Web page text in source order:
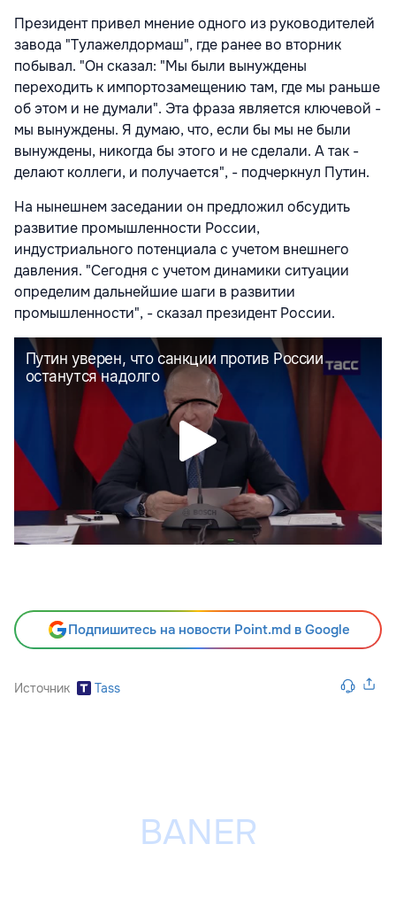
Президент привел мнение одного из руководителей
завода "Тулажелдормаш", где ранее во вторник
побывал. "Он сказал: "Мы были вынуждены
переходить к импортозамещению там, где мы раньше
об этом и не думали". Эта фраза является ключевой -
мы вынуждены. Я думаю, что, если бы мы не были
вынуждены, никогда бы этого и не сделали. А так -
делают коллеги, и получается", - подчеркнул Путин.
На нынешнем заседании он предложил обсудить
развитие промышленности России,
индустриального потенциала с учетом внешнего
давления. "Сегодня с учетом динамики ситуации
определим дальнейшие шаги в развитии
промышленности", - сказал президент России.
Подпишитесь на новости Point.md в Google
Источник Tass